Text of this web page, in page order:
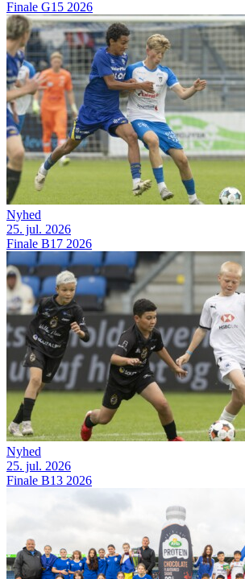
Finale G15 2026
Nyhed
25. jul. 2026
Finale B17 2026
Nyhed
25. jul. 2026
Finale B13 2026